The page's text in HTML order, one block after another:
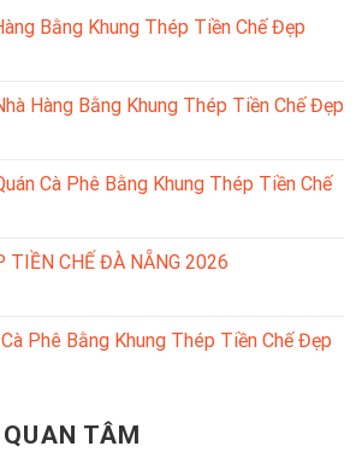
Bằng Khung Thép Tiền Chế Đẹp
Hàng Bằng Khung Thép Tiền Chế Đẹp
Cà Phê Bằng Khung Thép Tiền Chế
TIỀN CHẾ ĐÀ NẴNG 2026
Phê Bằng Khung Thép Tiền Chế Đẹp
TÂM